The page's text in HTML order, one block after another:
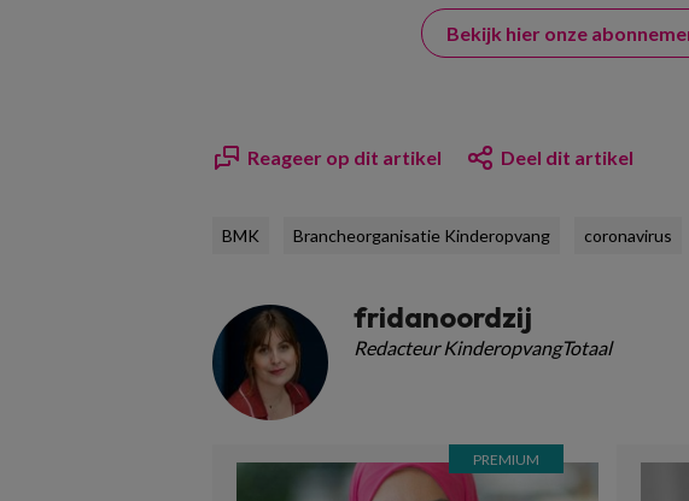
Bekijk hier onze
Reageer op dit artikel Deel dit artikel
BMK Brancheorganisatie Kinderopvang coronavirus
fridanoordzij
Redacteur KinderopvangTotaal